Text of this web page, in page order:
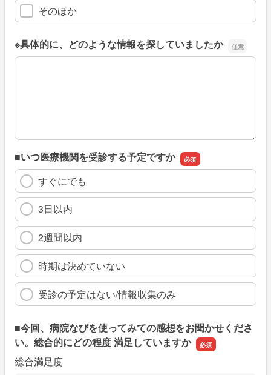
そのほか
※具体的に、どのような情報を探していましたか
※具体的に、どのような情報を探していましたか
■いつ医療機関を受診する予定ですか
すぐにでも
3日以内
2週間以内
時期は決めていない
受診の予定はない/情報収集のみ
■今回、病院なびを使ってみての感想をお聞かせくださ
い。総合的にどの程度 満足していますか
総合満足度